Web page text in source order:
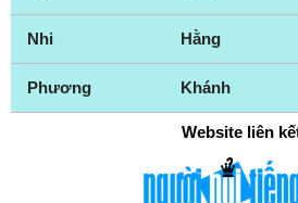
Nhi Hằng
Phương Khánh
Website liên